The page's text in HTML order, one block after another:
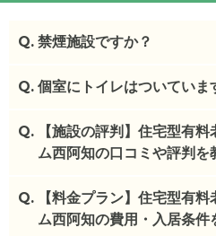
Q. 禁煙施設ですか？
はい、喫煙される方はいら
(回答者: 施設担当者,回答日: 2023/
Q. 個室にトイレはついていま
ついていません。共用のト
す。
(回答者: 施設担当者,回答日: 2023/
Q.
【施設の評判】住宅型有
ム西阿知の口コミや評判を
住宅型有料老人ホームマイ
方の口コミを確認できます
Q.
【料金プラン】住宅型有
ム西阿知の費用・入居条件